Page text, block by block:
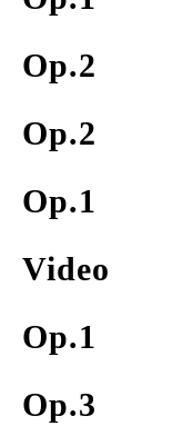
Op.2
Op.2
Op.1
Video
Op.1
Op.3